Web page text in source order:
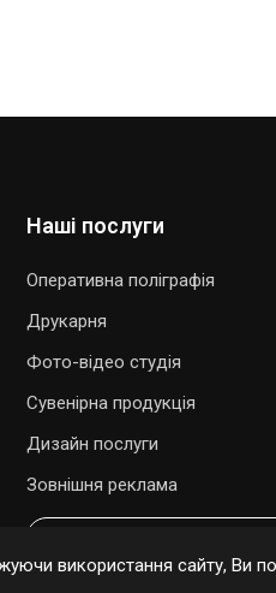
Наші послуги
Оперативна поліграфія
Друкарня
Фото-відео студія
Сувенірна продукція
Дизайн послуги
Зовнішня реклама
використання сайту, Ви